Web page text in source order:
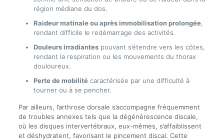
région médiane du dos.
Raideur matinale ou après immobilisation prolongée,
rendant difficile le redémarrage des activités.
Douleurs irradiantespouvant s’étendre vers les côtes,
rendant la respiration ou les mouvements du thorax
douloureux.
Perte de mobilitécaractérisée par une difficulté à
tourner ou à se pencher.
Par ailleurs, l’arthrose dorsale s’accompagne fréquemment
de troubles annexes tels que la dégénérescence discale,
où les disques intervertébraux, eux-mêmes, s’affaiblissent
et déshydratent, favorisant le pincement discal. Cette